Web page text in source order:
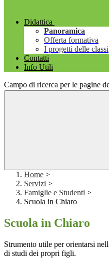
Didattica
Panoramica
Offerta formativa
I progetti delle classi
Contatti
Info Utili
Campo di ricerca per le pagine
Home >
Servizi >
Famiglie e Studenti >
Scuola in Chiaro
Scuola in Chiaro
Strumento utile per orientarsi
di studi dei propri figli.